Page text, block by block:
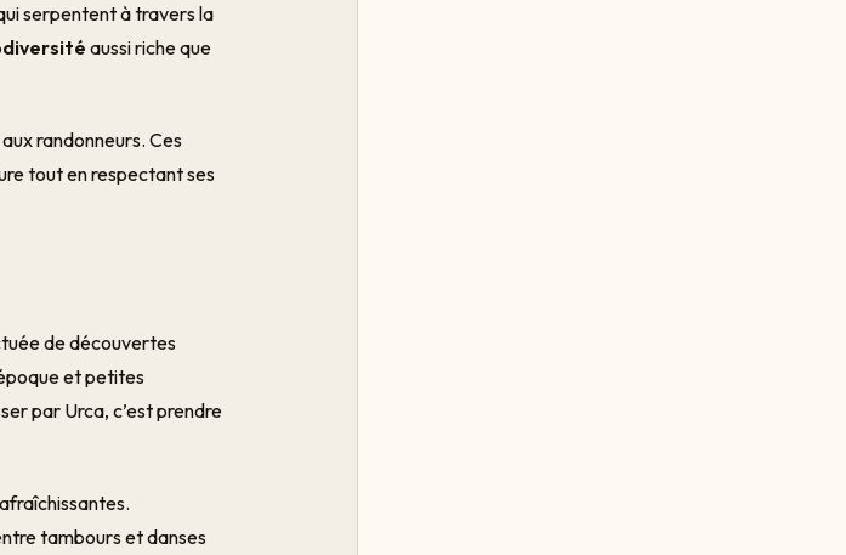
serpentent à travers la
aussi riche que
randonneurs. Ces
tout en respectant ses
de découvertes
et petites
par Urca, c’est prendre
tambours et danses